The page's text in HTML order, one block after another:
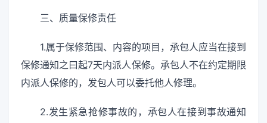
三、质量保修责任
1.属于保修范围、内容的项目，承包人应当在接到
保修通知之曰起7天内派人保修。承包人不在约定期限
内派人保修的，发包人可以委托他人修理。
2.发生紧急抢修事故的，承包人在接到事故通知